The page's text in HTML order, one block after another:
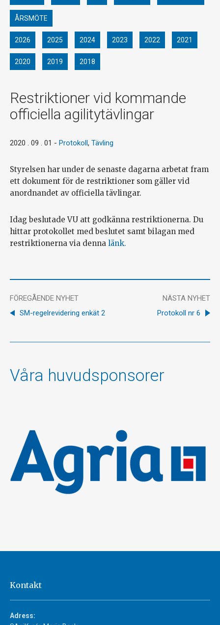
ÅRSMÖTE
2026 2025 2024 2023 2022 2021
2020 2019 2018
Restriktioner vid kommande
officiella agilitytävlingar
2020 . 09 . 01 - Protokoll , Tävling
Styrelsen har under de senaste dagarna arbetat fram
ett dokument för de restriktioner som gäller vid
anordnandet av officiella tävlingar.
Idag beslutade VU att godkänna restriktionerna. Du
hittar protokollet med beslutet samt bilagan med
restriktionerna via denna länk.
FÖREGÅENDE NYHET
SM-regelrevidering enkät 2
NÄSTA NYHET
Protokoll nr 6
Våra huvudsponsorer
Kontakt
Adress: